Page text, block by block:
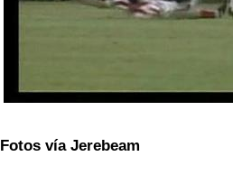
Fotos vía Jerebeam